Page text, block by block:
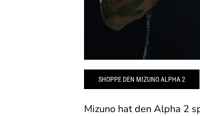
SHOPPE DEN MIZUNO ALPHA 2
Mizuno hat den Alpha 2